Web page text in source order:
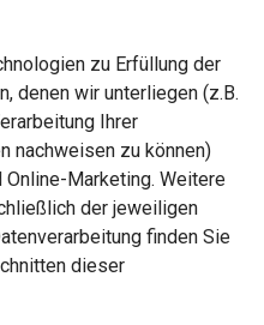
zu Erfüllung der
denen wir unterliegen (z.B.
Ihrer
nachweisen zu können)
Marketing. Weitere
der jeweiligen
finden Sie
dieser